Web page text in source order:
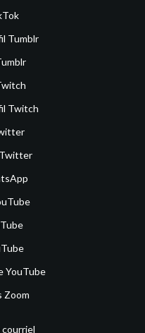
Tumblr
Twitch
YouTube
Zoom